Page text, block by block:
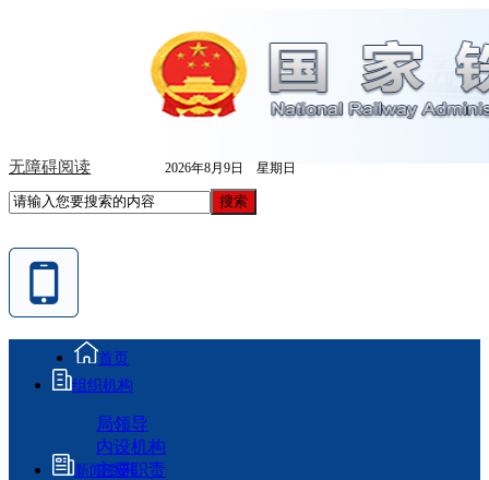
无障碍阅读 2026年8月9日 星期日
首页
组织机构
局领导
内设机构
主要职责
新闻资讯